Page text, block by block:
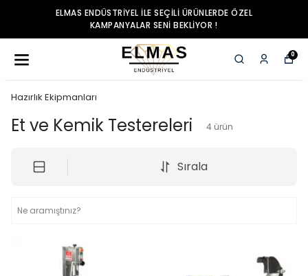
ELMAS ENDÜSTRIYEL ILE SEÇILI ÜRÜNLERDE ÖZEL
KAMPANYALAR SENI BEKLIYOR !
0
Hazırlık Ekipmanları
Et ve Kemik Testereleri 4 ürün
Sırala